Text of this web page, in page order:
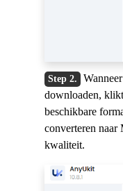
downloaden,
beschikbare
converteren naar
kwaliteit.